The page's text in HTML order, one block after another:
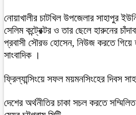
নোয়াখালীর চাটখিল উপজেলার সাহাপুর
সেলিম কন্ট্রেক্টর ও তার ছেলে হারুনের
প্রবাসী সৌরভ হোসেন, নিউজ করতে গিয়ে
সাংবাদিক ।
ফ্রিল্যান্সিংয়ে সফল ময়মনসিংহের দিবস
দেশের অর্থনীতির চাকা সচল করতে সম্মিলিত